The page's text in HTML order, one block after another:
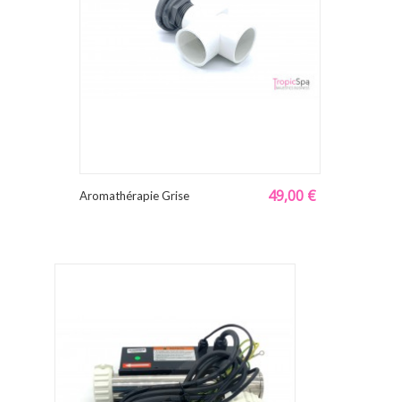
Aromathérapie Grise 49,00 €